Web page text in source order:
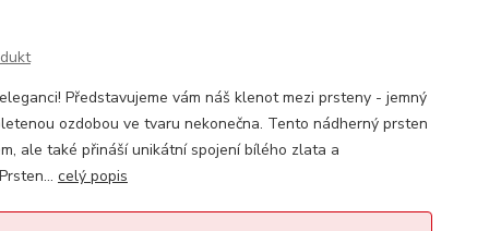
Představujeme vám náš klenot mezi prsteny - jemný
ozdobou ve tvaru nekonečna. Tento nádherný prsten
ale také přináší unikátní spojení bílého zlata a
celý popis